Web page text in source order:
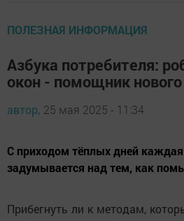
ПОЛЕЗНАЯ ИНФОРМАЦИЯ
Азбука потребителя:
окон - помощник
автор, 25 мая 2025 - 11:34
С приходом тёплых дней каждая
задумывается над тем, как
Прибегнуть ли к методам,